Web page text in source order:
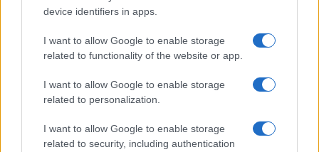
device identifiers in apps.
I want to allow Google to enable storage
related to functionality of the website or app.
I want to allow Google to enable storage
related to personalization.
I want to allow Google to enable storage
related to security, including authentication